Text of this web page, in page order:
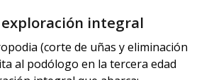
exploración integral
(corte de uñas y eliminación
al podólogo en la tercera edad